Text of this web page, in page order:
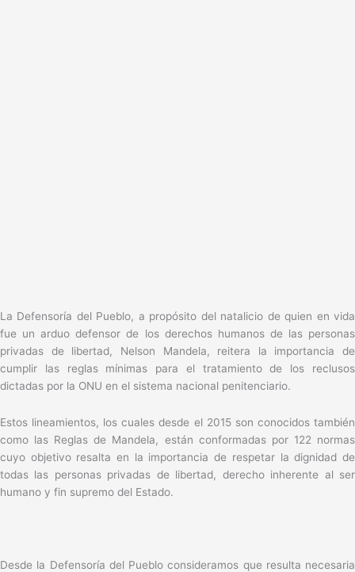
La Defensoría del Pueblo, a propósito del natalicio de quien en vida
fue un arduo defensor de los derechos humanos de las personas
privadas de libertad, Nelson Mandela, reitera la importancia de
cumplir las reglas mínimas para el tratamiento de los reclusos
dictadas por la ONU en el sistema nacional penitenciario.
Estos lineamientos, los cuales desde el 2015 son conocidos también
como las Reglas de Mandela, están conformadas por 122 normas
cuyo objetivo resalta en la importancia de respetar la dignidad de
todas las personas privadas de libertad, derecho inherente al ser
humano y fin supremo del Estado.
Desde la Defensoría del Pueblo consideramos que resulta necesaria